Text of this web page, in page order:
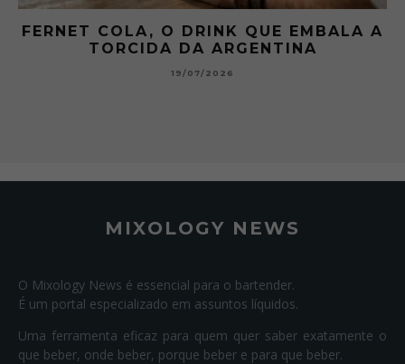
FERNET COLA, O DRINK QUE EMBALA A
TORCIDA DA ARGENTINA
19/07/2026
MIXOLOGY NEWS
O Mixology News é essencial para o bartender.
É um portal especializado em assuntos líquidos.
Uma ferramenta eficaz para quem quer saber exatamente o
que beber, onde beber, porque beber e para que beber.